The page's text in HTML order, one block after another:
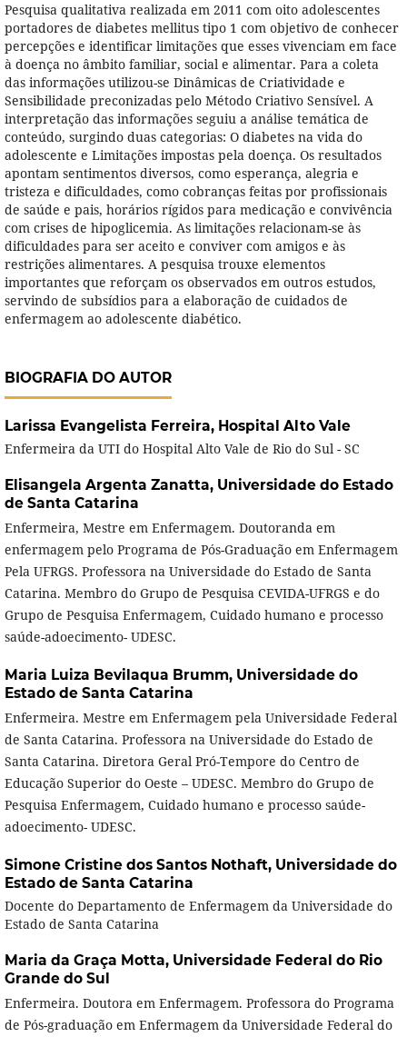
Pesquisa qualitativa realizada em 2011 com oito adolescentes
portadores de diabetes mellitus tipo 1 com objetivo de conhecer
percepções e identificar limitações que esses vivenciam em face
à doença no âmbito familiar, social e alimentar. Para a coleta
das informações utilizou-se Dinâmicas de Criatividade e
Sensibilidade preconizadas pelo Método Criativo Sensível. A
interpretação das informações seguiu a análise temática de
conteúdo, surgindo duas categorias: O diabetes na vida do
adolescente e Limitações impostas pela doença. Os resultados
apontam sentimentos diversos, como esperança, alegria e
tristeza e dificuldades, como cobranças feitas por profissionais
de saúde e pais, horários rígidos para medicação e convivência
com crises de hipoglicemia. As limitações relacionam-se às
dificuldades para ser aceito e conviver com amigos e às
restrições alimentares. A pesquisa trouxe elementos
importantes que reforçam os observados em outros estudos,
servindo de subsídios para a elaboração de cuidados de
enfermagem ao adolescente diabético.
BIOGRAFIA DO AUTOR
Larissa Evangelista Ferreira, Hospital Alto Vale
Enfermeira da UTI do Hospital Alto Vale de Rio do Sul - SC
Elisangela Argenta Zanatta, Universidade do Estado
de Santa Catarina
Enfermeira, Mestre em Enfermagem. Doutoranda em
enfermagem pelo Programa de Pós-Graduação em Enfermagem
Pela UFRGS. Professora na Universidade do Estado de Santa
Catarina. Membro do Grupo de Pesquisa CEVIDA-UFRGS e do
Grupo de Pesquisa Enfermagem, Cuidado humano e processo
saúde-adoecimento- UDESC.
Maria Luiza Bevilaqua Brumm, Universidade do
Estado de Santa Catarina
Enfermeira. Mestre em Enfermagem pela Universidade Federal
de Santa Catarina. Professora na Universidade do Estado de
Santa Catarina. Diretora Geral Pró-Tempore do Centro de
Educação Superior do Oeste – UDESC. Membro do Grupo de
Pesquisa Enfermagem, Cuidado humano e processo saúde-
adoecimento- UDESC.
Simone Cristine dos Santos Nothaft, Universidade do
Estado de Santa Catarina
Docente do Departamento de Enfermagem da Universidade do
Estado de Santa Catarina
Maria da Graça Motta, Universidade Federal do Rio
Grande do Sul
Enfermeira. Doutora em Enfermagem. Professora do Programa
de Pós-graduação em Enfermagem da Universidade Federal do